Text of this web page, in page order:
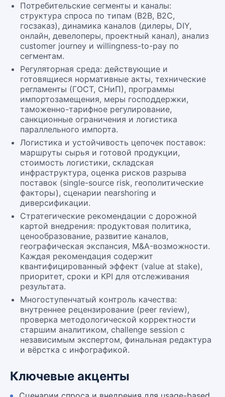
Потребительские сегменты и каналы:
структура спроса по типам (B2B, B2C,
госзаказ), динамика каналов (дилеры, DIY,
онлайн, девелоперы, проектный канал), анализ
customer journey и willingness-to-pay по
сегментам.
Регуляторная среда: действующие и
готовящиеся нормативные акты, технические
регламенты (ГОСТ, СНиП), программы
импортозамещения, меры господдержки,
таможенно-тарифное регулирование,
санкционные ограничения и логистика
параллельного импорта.
Логистика и устойчивость цепочек поставок:
маршруты сырья и готовой продукции,
стоимость логистики, складская
инфраструктура, оценка рисков разрыва
поставок (single-source risk, геополитические
факторы), сценарии nearshoring и
диверсификации.
Стратегические рекомендации с дорожной
картой внедрения: продуктовая политика,
ценообразование, развитие каналов,
географическая экспансия, M&A-возможности.
Каждая рекомендация содержит
квантифицированный эффект (value at stake),
приоритет, сроки и KPI для отслеживания
результата.
Многоступенчатый контроль качества:
внутреннее рецензирование (peer review),
проверка методологической корректности
старшим аналитиком, challenge session с
независимым экспертом, финальная редактура
и вёрстка с инфографикой.
Ключевые акценты